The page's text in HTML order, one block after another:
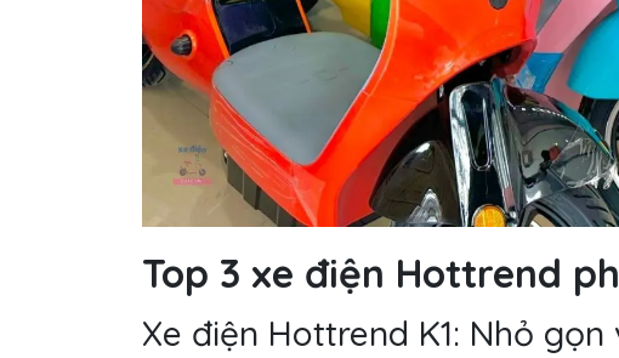
Top 3 xe điện Hottrend
Xe điện Hottrend K1: Nhỏ